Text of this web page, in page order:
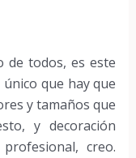
de todos, es este
único que hay que
y tamaños que
y decoración
creo.